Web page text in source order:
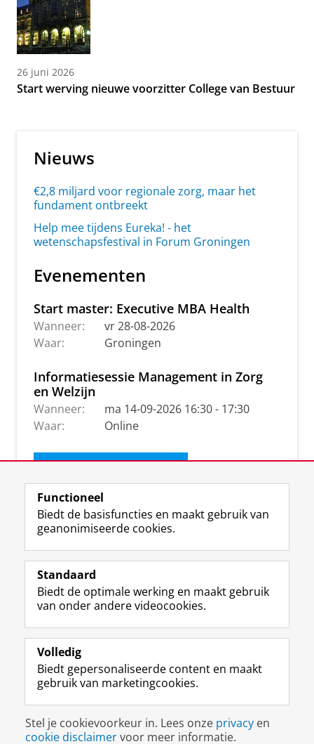
26 juni 2026
Start werving nieuwe voorzitter College van Bestuur
Nieuws
€2,8 miljard voor regionale zorg, maar het
fundament ontbreekt
Help mee tijdens Eureka! - het
wetenschapsfestival in Forum Groningen
Evenementen
Start master: Executive MBA Health
Wanneer:
vr 28-08-2026
Waar:
Groningen
Informatiesessie Management in Zorg
en Welzijn
Wanneer:
ma 14-09-2026 16:30 - 17:30
Waar:
Online
Ontvang de nieuwsbrief
n
s
g
r
i
d
I
o
b
e
Disclaimer & Copyright
Inloggen
Functioneel
Biedt de basisfuncties en maakt gebruik van
geanonimiseerde cookies.
Standaard
Biedt de optimale werking en maakt gebruik
van onder andere videocookies.
Volledig
Biedt gepersonaliseerde content en maakt
gebruik van marketingcookies.
Stel je cookievoorkeur in. Lees onze privacy en
cookie disclaimervoor meer informatie.